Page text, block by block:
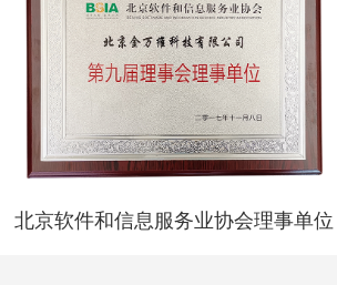
北京软件和信息服务业协会理事单位